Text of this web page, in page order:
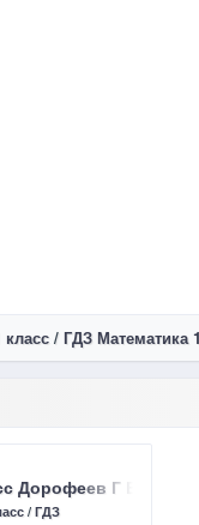
/ ГДЗ Математика
Дорофеев Г В,
/ ГДЗ